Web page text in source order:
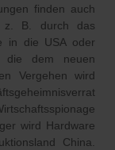
finden auch
z. B. durch das
in die USA oder
die dem neuen
Vergehen wird
wird Hardware
China.